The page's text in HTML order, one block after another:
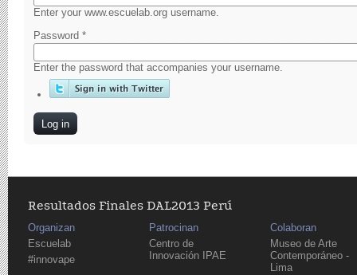
Enter your www.escuelab.org username.
Password *
Enter the password that accompanies your username.
Resultados Finales DAL2013 Perú
Organizan
Escuelab
#innovape
Patrocinan
Centro de
Innovación IPAE
Colaboran
Museo de Arte
Contemporáneo -
Lima